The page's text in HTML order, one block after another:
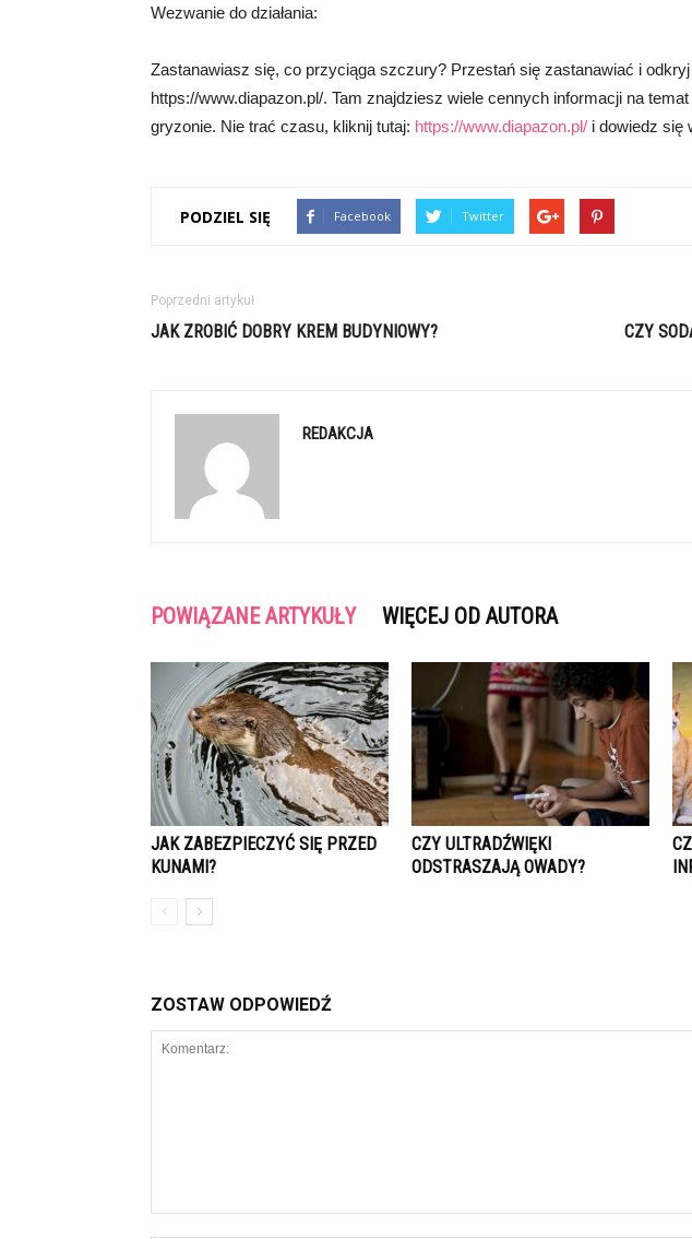
Wezwanie do działania:
Zastanawiasz się, co przyciąga szczury? Przestań się zastanawiać i
https://www.diapazon.pl/. Tam znajdziesz wiele cennych informacji na
gryzonie. Nie trać czasu, kliknij tutaj: https://www.diapazon.pl/ i dowiedz się
PODZIEL SIĘ Facebook Twitter
Poprzedni artykuł
JAK ZROBIĆ DOBRY KREM BUDYNIOWY? CZY
REDAKCJA
POWIĄZANE ARTYKUŁY WIĘCEJ OD AUTORA
JAK ZABEZPIECZYĆ SIĘ PRZED
KUNAMI?
CZY ULTRADŹWIĘKI
ODSTRASZAJĄ OWADY?
ZOSTAW ODPOWIEDŹ